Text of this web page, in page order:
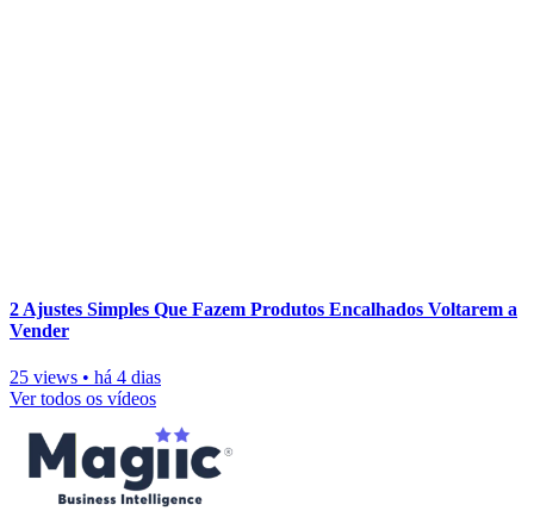
2 Ajustes Simples Que Fazem Produtos Encalhados Voltarem a
Vender
25 views • há 4 dias
Ver todos os vídeos